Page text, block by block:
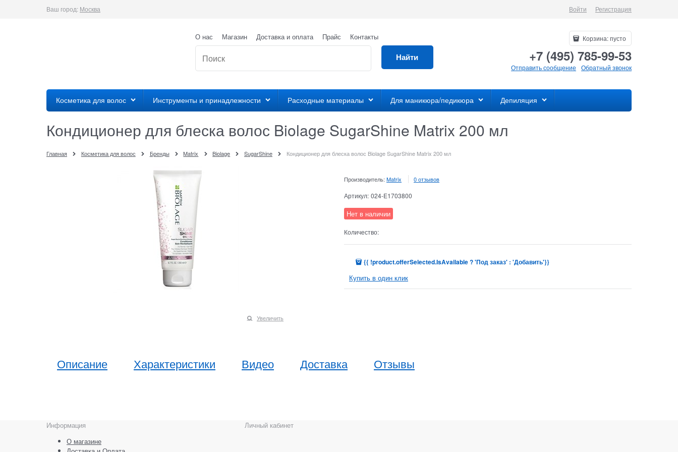
Ваш город: Москва Войти Регистрация
О нас Магазин Доставка и оплата Прайс Контакты
Найти
Корзина:пусто
+7 (495) 785-99-53
Отправить сообщение Обратный звонок
Косметика для волос Инструменты и принадлежности Расходные материалы Для маникюра/педикюра Депиляция
Кондиционер для блеска волос Biolage SugarShine Matrix 200 мл
Главная Косметика для волос Бренды Matrix Biolage SugarShine Кондиционер для блеска волос Biolage SugarShine Matrix 200 мл
Увеличить
Производитель: Matrix 0 отзывов
Артикул: 024-E1703800
Нет в наличии
Количество:
{{ !product.offerSelected.IsAvailable ? 'Под заказ' : 'Добавить'}}
Купить в один клик
Описание Характеристики Видео Доставка Отзывы
Информация
О магазине
Личный кабинет